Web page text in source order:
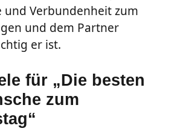
und Verbundenheit zum
und dem Partner
er ist.
für „Die besten
zum